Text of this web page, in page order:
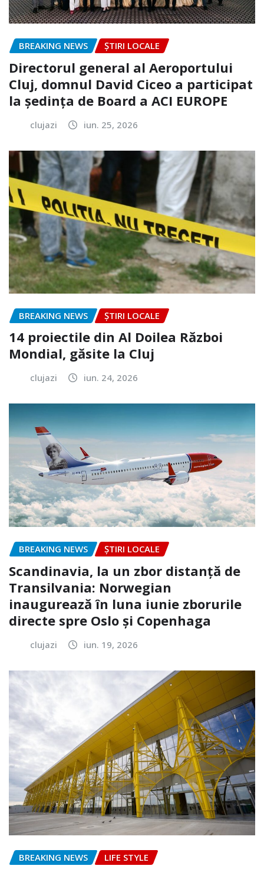
BREAKING NEWS ȘTIRI LOCALE
Directorul general al Aeroportului
Cluj, domnul David Ciceo a participat
la ședința de Board a ACI EUROPE
clujazi iun. 25, 2026
BREAKING NEWS ȘTIRI LOCALE
14 proiectile din Al Doilea Război
Mondial, găsite la Cluj
clujazi iun. 24, 2026
BREAKING NEWS ȘTIRI LOCALE
Scandinavia, la un zbor distanță de
Transilvania: Norwegian
inaugurează în luna iunie zborurile
directe spre Oslo și Copenhaga
clujazi iun. 19, 2026
BREAKING NEWS LIFE STYLE